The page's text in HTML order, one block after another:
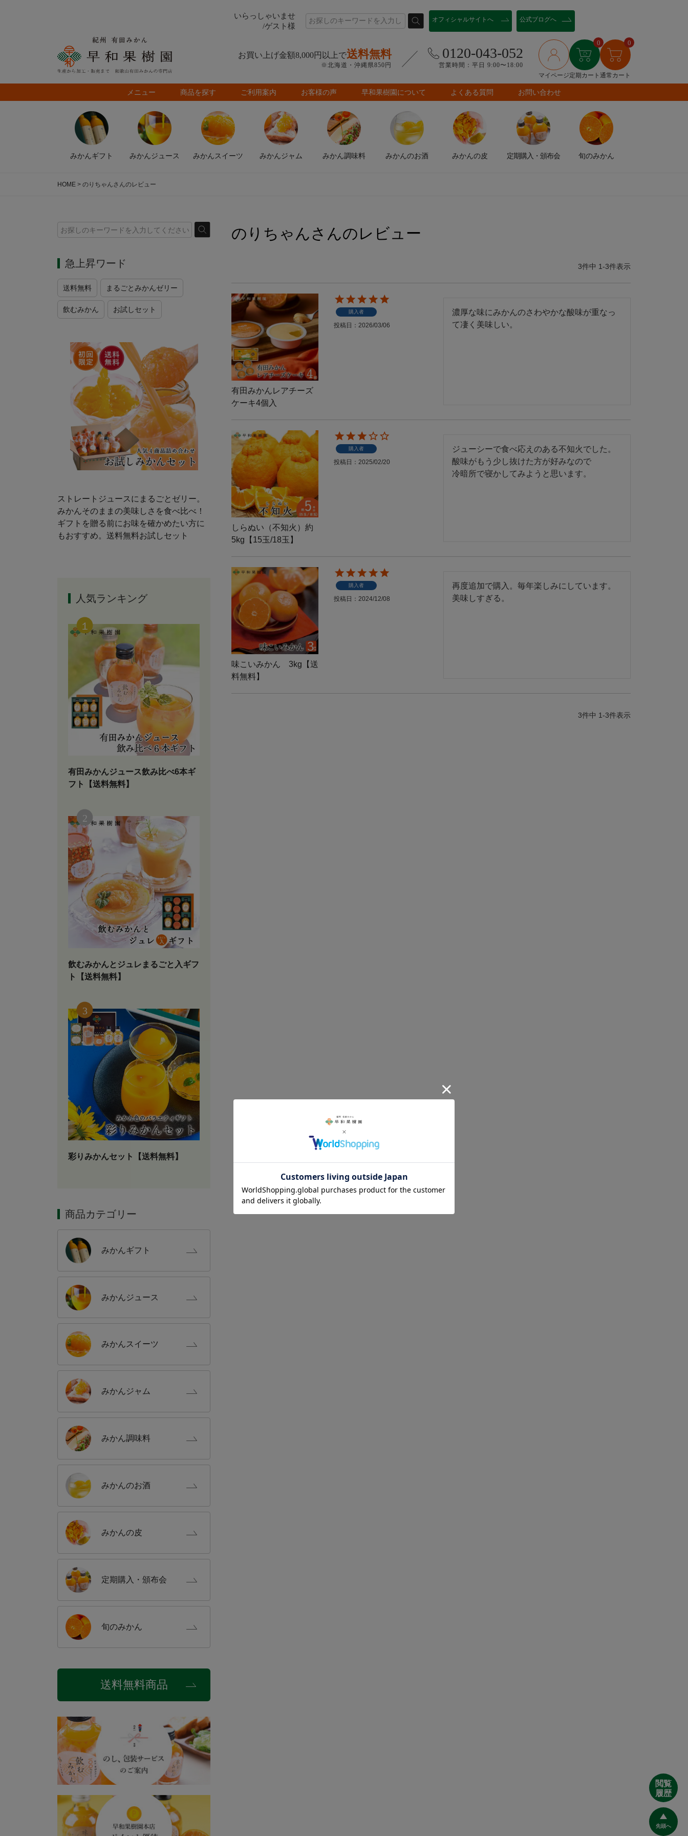
いらっしゃいませ
/ゲスト様
オフィシャルサイトへ 公式ブログへ
お買い上げ金額8,000円以上で送料無料
※北海道・沖縄県850円
0120-043-052
営業時間：平日 9:00〜18:00
マイページ
0
定期カート
0
通常カート
メニュー 商品を探す ご利用案内 お客様の声 早和果樹園について よくある質問 お問い合わせ
みかんギフト みかん ジュース みかんスイーツ みかん ジャム みかん調味料 みかんのお酒 みかんの皮 定期購入 ・頒布会 旬のみかん
HOME のりちゃんさんのレビュー
急上昇ワード
送料無料 まるごとみかんゼリー
飲むみかん お試しセット
ストレートジュースにまるごとゼリー。
みかんそのままの美味しさを食べ比べ！
ギフトを贈る前にお味を確かめたい方に
もおすすめ。送料無料お試しセット
人気ランキング
有田みかんジュース飲み比べ6本ギ
フト【送料無料】
飲むみかんとジュレまるごと入ギフ
ト【送料無料】
彩りみかんセット【送料無料】
商品カテゴリー
みかんギフト
みかんジュース
みかんスイーツ
みかんジャム
みかん調味料
みかんのお酒
みかんの皮
定期購入 ・頒布会
旬のみかん
送料無料商品
のりちゃんさんのレビュー
3件中 1-3件表示
有田みかんレアチーズ
ケーキ4個入
購入者
投稿日 2026/03/06
濃厚な味にみかんのさわやかな酸味が重なっ
て凄く美味しい。
しらぬい（不知火）約
5kg【15玉/18玉】
購入者
投稿日 2025/02/20
ジューシーで食べ応えのある不知火でした。
酸味がもう少し抜けた方が好みなので
冷暗所で寝かしてみようと思います。
味こいみかん 3kg【送
料無料】
購入者
投稿日 2024/12/08
再度追加で購入。毎年楽しみにしています。
美味しすぎる。
3件中 1-3件表示